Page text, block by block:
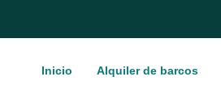
Inicio Alquiler de barcos